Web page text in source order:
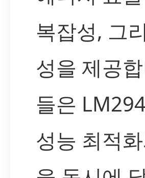
복잡성, 그
성을 제공
들은
성능 최적